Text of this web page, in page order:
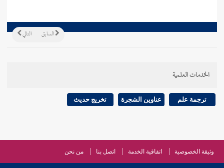
التالي السابق
الخدمات العلمية
ترجمة علم عناوين الشجرة تخريج حديث
وثيقة الخصوصية اتفاقية الخدمة اتصل بنا من نحن